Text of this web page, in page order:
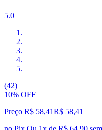
5.0
(42)
10% OFF
Preço R$ 58,41R$ 58,41